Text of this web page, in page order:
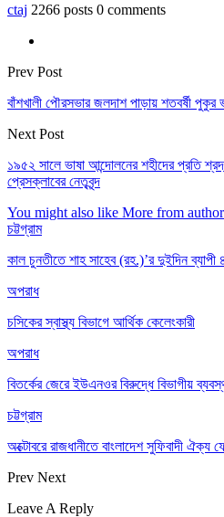
ctaj 2266 posts 0 comments
Prev Post
বাঁশখালী পৌরসভার জলদাশ পাড়ায় শতবর্ষী পুকুর
Next Post
১৯৫২ সালে ভাষা আন্দোলনের শহীদের প্রতি
প্রেসক্লাবের নেতৃবৃন্দ
You might also like More from author
চট্টগ্রাম
কাল চুনতীতে শাহ সাহেব (রহ.)’র দুইদিন
অপরাধ
চসিকের স্বাস্থ্য বিভাগে আর্থিক কেলেংকারী
অপরাধ
বিতর্কের জেরে ইউএনওর বিরুদ্ধে বিভাগীয়
চট্টগ্রাম
অক্টোবরে রাজধানীতে বাংলাদেশ সুফিবাদী ঐক্য
Prev Next
Leave A Reply